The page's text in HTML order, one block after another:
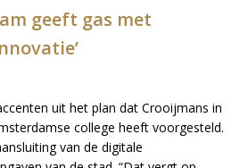
geeft gas met
uit het plan dat Crooijmans in
college heeft voorgesteld.
van de digitale